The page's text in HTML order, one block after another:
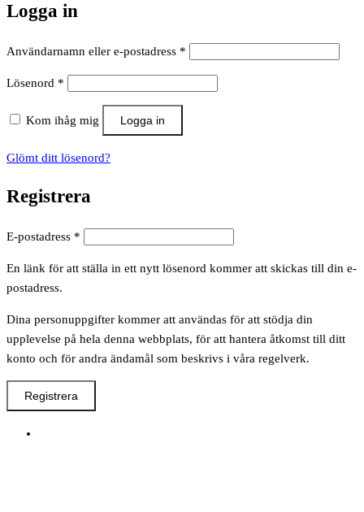
Logga in
Användarnamn eller e-postadress *
Lösenord *
Kom ihåg mig Logga in
Glömt ditt lösenord?
Registrera
E-postadress *
En länk för att ställa in ett nytt lösenord kommer att skickas till din e-
postadress.
Dina personuppgifter kommer att användas för att stödja din
upplevelse på hela denna webbplats, för att hantera åtkomst till ditt
konto och för andra ändamål som beskrivs i våra regelverk.
Registrera